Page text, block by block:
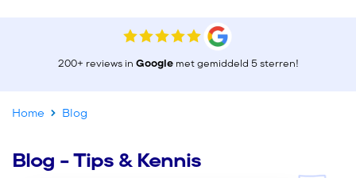
200+ reviews in Googlemet gemiddeld 5 sterren!
Home Blog
Blog - Tips & Kennis